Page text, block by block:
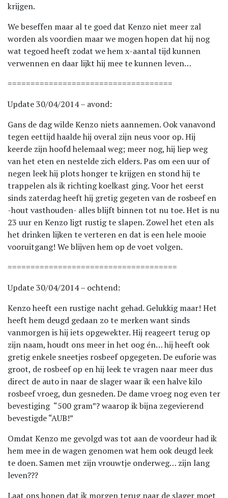
krijgen.
We beseffen maar al te goed dat Kenzo niet meer zal
worden als voordien maar we mogen hopen dat hij nog
wat tegoed heeft zodat we hem x-aantal tijd kunnen
verwennen en daar lijkt hij mee te kunnen leven…
====================================
Update 30/04/2014 – avond:
Gans de dag wilde Kenzo niets aannemen. Ook vanavond
tegen eettijd haalde hij overal zijn neus voor op. Hij
keerde zijn hoofd helemaal weg; meer nog, hij liep weg
van het eten en nestelde zich elders. Pas om een uur of
negen leek hij plots honger te krijgen en stond hij te
trappelen als ik richting koelkast ging. Voor het eerst
sinds zaterdag heeft hij gretig gegeten van de rosbeef en
-hout vasthouden- alles blijft binnen tot nu toe. Het is nu
23 uur en Kenzo ligt rustig te slapen. Zowel het eten als
het drinken lijken te verteren en dat is een hele mooie
vooruitgang! We blijven hem op de voet volgen.
=====================================
Update 30/04/2014 – ochtend:
Kenzo heeft een rustige nacht gehad. Gelukkig maar! Het
heeft hem deugd gedaan zo te merken want sinds
vanmorgen is hij iets opgewekter. Hij reageert terug op
zijn naam, houdt ons meer in het oog én… hij heeft ook
gretig enkele sneetjes rosbeef opgegeten. De euforie was
groot, de rosbeef op en hij leek te vragen naar meer dus
direct de auto in naar de slager waar ik een halve kilo
rosbeef vroeg, dun gesneden. De dame vroeg nog even ter
bevestiging “500 gram”? waarop ik bijna zegevierend
bevestigde “AUB!”
Omdat Kenzo me gevolgd was tot aan de voordeur had ik
hem mee in de wagen genomen wat hem ook deugd leek
te doen. Samen met zijn vrouwtje onderweg… zijn lang
leven???
Laat ons hopen dat ik morgen terug naar de slager moet